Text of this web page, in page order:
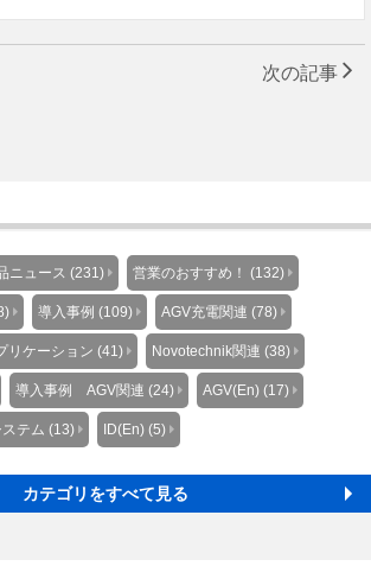
次の記事
ニュース (231) 営業のおすすめ！ (132)
導入事例 (109) AGV充電関連 (78)
リケーション (41) Novotechnik関連 (38)
導入事例 AGV関連 (24) AGV(En) (17)
ステム (13) ID(En) (5)
カテゴリをすべて見る